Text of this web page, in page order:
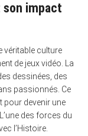
son impact
véritable culture
de jeux vidéo. La
dessinées, des
passionnés. Ce
pour devenir une
des forces du
l’Histoire.